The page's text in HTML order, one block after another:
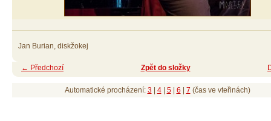
Jan Burian, diskžokej
← Předchozí Zpět do složky
Automatické procházení: 3| 4| 5| 6 7 (čas ve vteřinách)